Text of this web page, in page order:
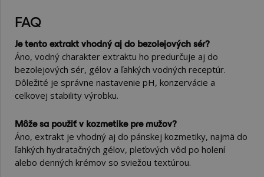
FAQ
Je tento extrakt vhodný aj do bezolejových sér?
Áno, vodný charakter extraktu ho predurčuje aj do
bezolejových sér, gélov a ľahkých vodných receptúr.
Dôležité je správne nastavenie pH, konzervácie a
celkovej stability výrobku.
Môže sa použiť v kozmetike pre mužov?
Áno, extrakt je vhodný aj do pánskej kozmetiky, najmä do
ľahkých hydratačných gélov, pleťových vôd po holení
alebo denných krémov so sviežou textúrou.